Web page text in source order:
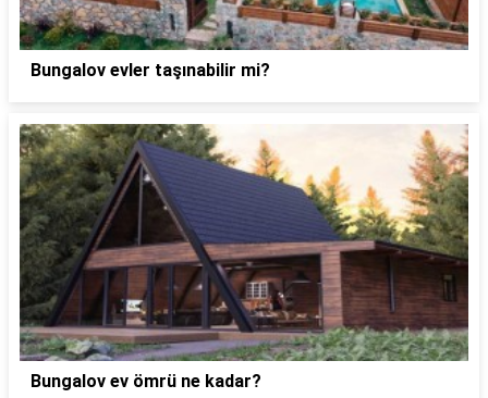
Bungalov evler taşınabilir mi?
Bungalov ev ömrü ne kadar?